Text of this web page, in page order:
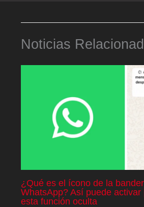
Noticias
¿Qué es el ícono de la
WhatsApp? Así puede activar
esta función oculta